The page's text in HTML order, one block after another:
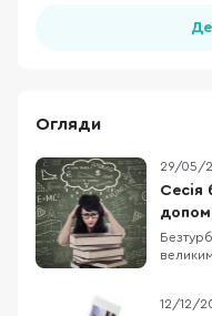
Огляди
29/05/
Сесія
чи ти
12/12/